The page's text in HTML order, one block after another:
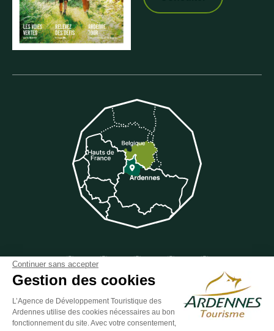
Suivez-nous sur Facebook
ESPACE GROUPES ESPACE PRESSE ESPACE PRO
Continuer sans accepter
Gestion des cookies
L’Agence de Développement Touristique des
Ardennes utilise des cookies nécessaires au bon
fonctionnement du site. Avec votre consentement,